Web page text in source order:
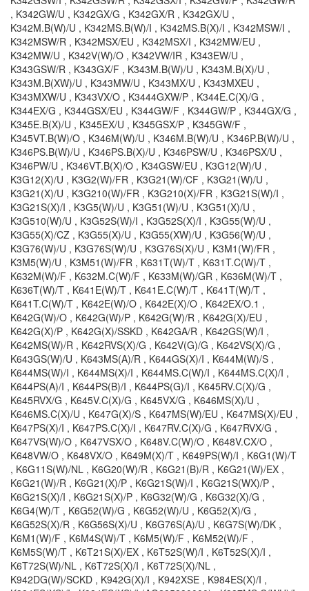
, K342GW/U , K342GX/G , K342GX/R , K342GX/U ,
K342M.B(W)/U , K342MS.B(W)/I , K342MS.B(X)/I , K342MSW/I ,
K342MSW/R , K342MSX/EU , K342MSX/I , K342MW/EU ,
K342MW/U , K342V(W)/O , K342VW/IR , K343EW/U ,
K343GSW/R , K343GX/F , K343M.B(W)/U , K343M.B(X)/U ,
K343M.B(XW)/U , K343MW/U , K343MX/U , K343MXEU ,
K343MXW/U , K343VX/O , K3444GXW/P , K344E.C(X)/G ,
K344EX/G , K344GSX/EU , K344GW/F , K344GW/P , K344GX/G ,
K345E.B(X)/U , K345EX/U , K345GSX/P , K345GW/F ,
K345VT.B(W)/O , K346M(W)/U , K346M.B(W)/U , K346P.B(W)/U ,
K346PS.B(W)/U , K346PS.B(X)/U , K346PSW/U , K346PSX/U ,
K346PW/U , K346VT.B(X)/O , K34GSW/EU , K3G12(W)/U ,
K3G12(X)/U , K3G2(W)/FR , K3G21(W)/CF , K3G21(W)/U ,
K3G21(X)/U , K3G210(W)/FR , K3G210(X)/FR , K3G21S(W)/I ,
K3G21S(X)/I , K3G5(W)/U , K3G51(W)/U , K3G51(X)/U ,
K3G510(W)/U , K3G52S(W)/I , K3G52S(X)/I , K3G55(W)/U ,
K3G55(X)/CZ , K3G55(X)/U , K3G55(XW)/U , K3G56(W)/U ,
K3G76(W)/U , K3G76S(W)/U , K3G76S(X)/U , K3M1(W)/FR ,
K3M5(W)/U , K3M51(W)/FR , K631T(W)/T , K631T.C(W)/T ,
K632M(W)/F , K632M.C(W)/F , K633M(W)/GR , K636M(W)/T ,
K636T(W)/T , K641E(W)/T , K641E.C(W)/T , K641T(W)/T ,
K641T.C(W)/T , K642E(W)/O , K642E(X)/O , K642EX/O.1 ,
K642G(W)/O , K642G(W)/P , K642G(W)/R , K642G(X)/EU ,
K642G(X)/P , K642G(X)/SSKD , K642GA/R , K642GS(W)/I ,
K642MS(W)/R , K642RVS(X)/G , K642V(G)/G , K642VS(X)/G ,
K643GS(W)/U , K643MS(A)/R , K644GS(X)/I , K644M(W)/S ,
K644MS(W)/I , K644MS(X)/I , K644MS.C(W)/I , K644MS.C(X)/I ,
K644PS(A)/I , K644PS(B)/I , K644PS(G)/I , K645RV.C(X)/G ,
K645RVX/G , K645V.C(X)/G , K645VX/G , K646MS(X)/U ,
K646MS.C(X)/U , K647G(X)/S , K647MS(W)/EU , K647MS(X)/EU ,
K647PS(X)/I , K647PS.C(X)/I , K647RV.C(X)/G , K647RVX/G ,
K647VS(W)/O , K647VSX/O , K648V.C(W)/O , K648V.CX/O ,
K648VW/O , K648VX/O , K649M(X)/T , K649PS(W)/I , K6G1(W)/T
, K6G11S(W)/NL , K6G20(W)/R , K6G21(B)/R , K6G21(W)/EX ,
K6G21(W)/R , K6G21(X)/P , K6G21S(W)/I , K6G21S(WX)/P ,
K6G21S(X)/I , K6G21S(X)/P , K6G32(W)/G , K6G32(X)/G ,
K6G4(W)/T , K6G52(W)/G , K6G52(W)/U , K6G52(X)/G ,
K6G52S(X)/R , K6G56S(X)/U , K6G76S(A)/U , K6G7S(W)/DK ,
K6M1(W)/F , K6M4S(W)/T , K6M5(W)/F , K6M52(W)/F ,
K6M5S(W)/T , K6T21S(X)/EX , K6T52S(W)/I , K6T52S(X)/I ,
K6T72S(W)/NL , K6T72S(X)/I , K6T72S(X)/NL ,
K942DG(W)/SCKD , K942G(X)/I , K942XSE , K984ES(X)/I ,